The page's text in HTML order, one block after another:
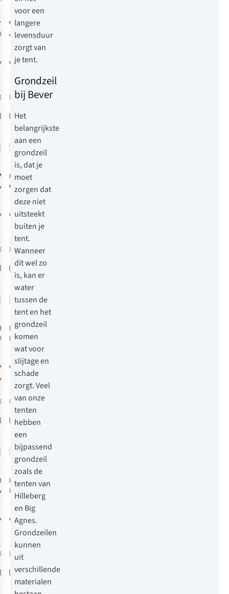
Net binnen
Terra NovaIo 2
Footprint
€79,95
1
kleur
beschikbaar
Vergelijk
Net binnen
VaudeFp
Allround Ferret
Xt 4P Tent 4P
€79,95
1 kleur
beschikbaar
Vergelijk
Net binnen
VaudeFp
Allround Ferret
Xt 3P Tent 3P
€64,95
1
kleur
beschikbaar
Vergelijk
Net binnen
Nordisk
Oppland 2 Lw
2.0 Footprint
Grondzeil
€99,95
1 kleur
beschikbaar
Vergelijk
-25%
MSR Footprint
Universal 2
Person Large
€68,95
€51,71
1
kleur
beschikbaar
%
Vergelijk
Blue Mountain
Eco Gronddoek
2 x 3 m
€12,95
1
kleur
beschikbaar
Vergelijk
Blue Mountain
Aqua Folie 0,1
mm 2 x 3 m
Grondzeil
€13,95
1
kleur
beschikbaar
Net binnen
Nordisk
Footprint
Svalbard 1
Grondzeil
€49,95
1 kleur
beschikbaar
voor een
langere
levensduur
zorgt van
je tent.
Grondzeil
bij Bever
Het
belangrijkste
aan een
grondzeil
is, dat je
moet
zorgen dat
deze niet
uitsteekt
buiten je
tent.
Wanneer
dit wel zo
is, kan er
water
tussen de
tent en het
grondzeil
komen
wat voor
slijtage en
schade
zorgt. Veel
van onze
tenten
hebben
een
bijpassend
grondzeil
zoals de
tenten van
Hilleberg
en Big
Agnes.
Grondzeilen
kunnen
uit
verschillende
materialen